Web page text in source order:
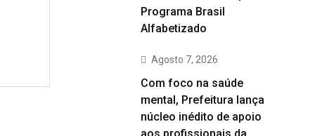
Programa Brasil
Alfabetizado
Agosto 7, 2026
Com foco na saúde
mental, Prefeitura lança
núcleo inédito de apoio